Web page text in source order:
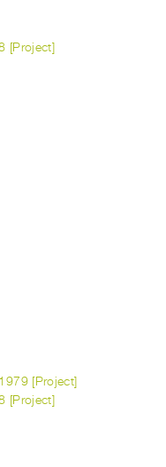
[Project]
[Project]
[Project]